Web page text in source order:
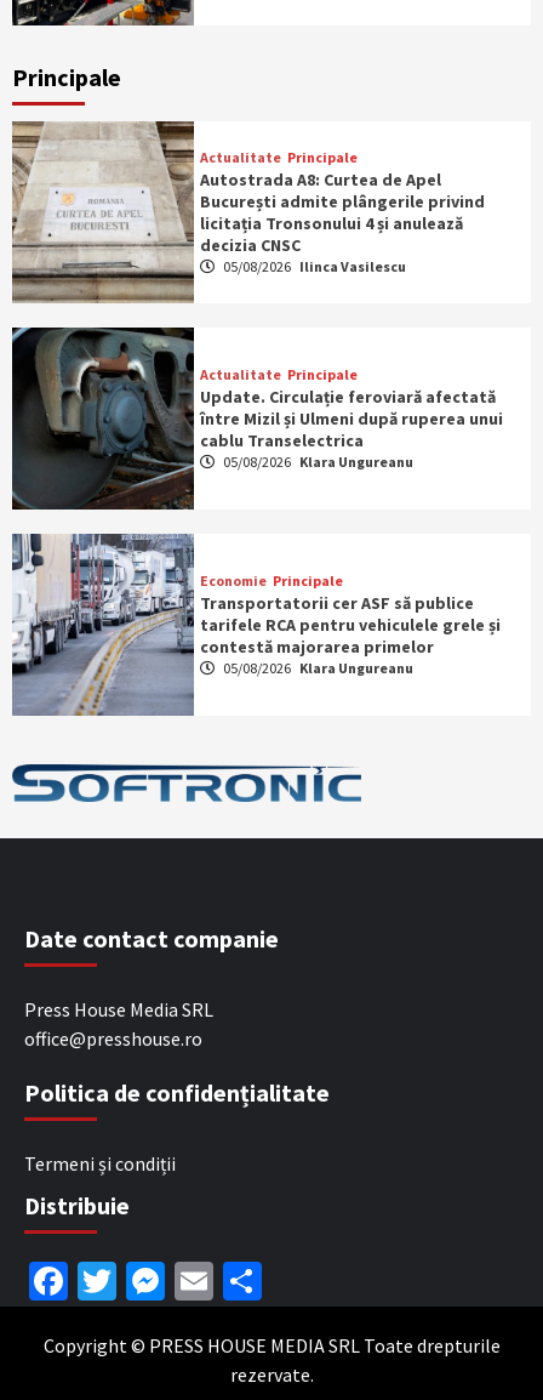
Principale
Actualitate Principale
Autostrada A8: Curtea de Apel
București admite plângerile privind
licitația Tronsonului 4 și anulează
decizia CNSC
05/08/2026 Ilinca Vasilescu
Actualitate Principale
Update. Circulație feroviară afectată
între Mizil și Ulmeni după ruperea unui
cablu Transelectrica
05/08/2026 Klara Ungureanu
Economie Principale
Transportatorii cer ASF să publice
tarifele RCA pentru vehiculele grele și
contestă majorarea primelor
05/08/2026 Klara Ungureanu
Date contact companie
Press House Media SRL
office@presshouse.ro
Politica de confidențialitate
Termeni și condiții
Distribuie
Facebook
Twitter
Messenger
Email
Copyright © PRESS HOUSE MEDIA SRL Toate drepturile
rezervate.